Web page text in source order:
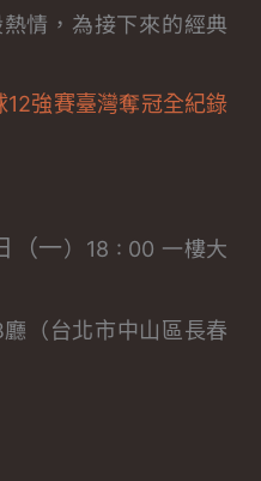
情，為接下來的經典
強賽臺灣奪冠全紀錄
（一）18 : 00 一樓大
（台北市中山區長春